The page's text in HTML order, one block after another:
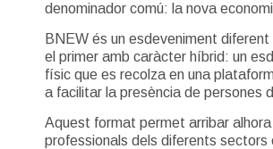
denominador comú: la nova
BNEW és un esdeveniment diferent
el primer amb caràcter híbrid: un
físic que es recolza en una
a facilitar la presència de persones
Aquest format permet arribar alhora
professionals dels diferents sectors